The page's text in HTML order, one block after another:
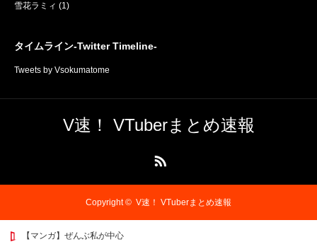
雪花ラミィ (1)
タイムライン-Twitter Timeline-
Tweets by Vsokumatome
V速！ VTuberまとめ速報
Copyright © V速！ VTuberまとめ速報
【マンガ】ぜんぶ私が中心